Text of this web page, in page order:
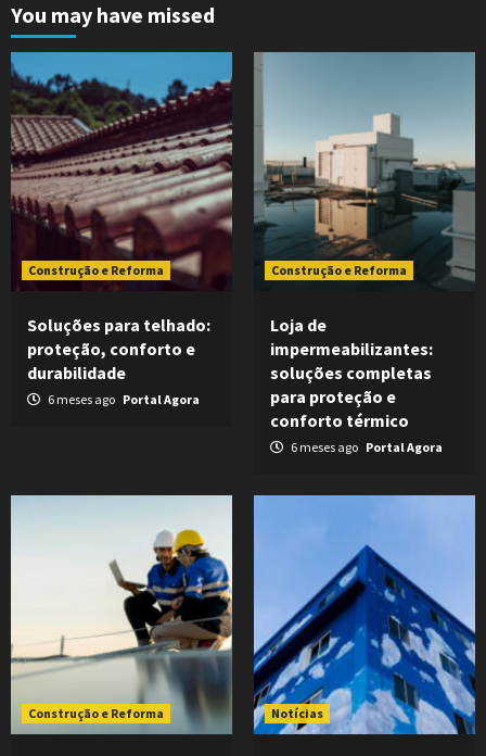
You may have missed
Construção e Reforma
Soluções para telhado:
proteção, conforto e
durabilidade
6 meses ago Portal Agora
Construção e Reforma
Loja de
impermeabilizantes:
soluções completas
para proteção e
conforto térmico
6 meses ago Portal Agora
Construção e Reforma Notícias